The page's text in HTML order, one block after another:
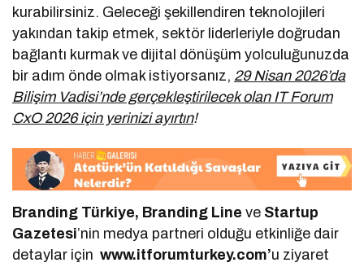
kurabilirsiniz. Geleceği şekillendiren teknolojileri
yakından takip etmek, sektör liderleriyle doğrudan
bağlantı kurmak ve dijital dönüşüm yolculuğunuzda
bir adım önde olmak istiyorsanız, 29 Nisan 2026’da
Bilişim Vadisi’nde gerçekleştirilecek olan IT Forum
CxO 2026 için yerinizi ayırtın!
Branding Türkiye, Branding Lineve Startup
Gazetesi’nin medya partneri olduğu etkinliğe dair
detaylar içinwww.itforumturkey.com’u ziyaret